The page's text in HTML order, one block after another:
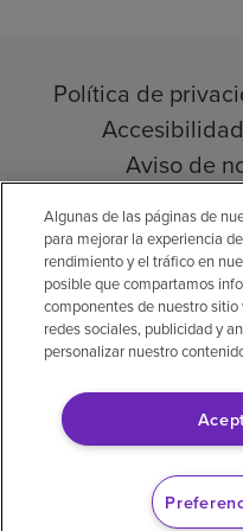
Política de
Accesibilidad
Aviso de
© 2026
Aviso legal: Se
inteligencia artificial
es la versión oficial.
Algunas de las páginas de
para mejorar la experiencia
rendimiento y el tráfico en
posible que compartamos
componentes de nuestro
redes sociales, publicidad y
personalizar nuestro